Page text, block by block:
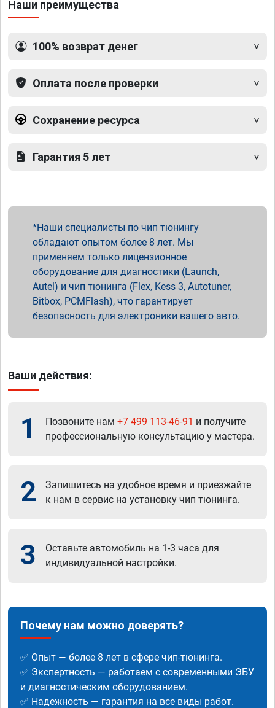
Наши преимущества
100% возврат денег
Оплата после проверки
Сохранение ресурса
Гарантия 5 лет
Наши специалисты по чип тюнингу
обладают опытом более 8 лет. Мы
применяем только лицензионное
оборудование для диагностики (Launch,
Autel) и чип тюнинга (Flex, Kess 3, Autotuner,
Bitbox, PCMFlash), что гарантирует
безопасность для электроники вашего авто.
Ваши действия:
1 Позвоните нам +7 499 113-46-91 и получите
профессиональную консультацию у мастера.
2
Запишитесь на удобное время и приезжайте
к нам в сервис на установку чип тюнинга.
3
Оставьте автомобиль на 1-3 часа для
индивидуальной настройки.
Почему нам можно доверять?
✅ Опыт — более 8 лет в сфере чип-тюнинга.
✅ Экспертность — работаем с современными ЭБУ
и диагностическим оборудованием.
✅ Надежность — гарантия на все виды работ.